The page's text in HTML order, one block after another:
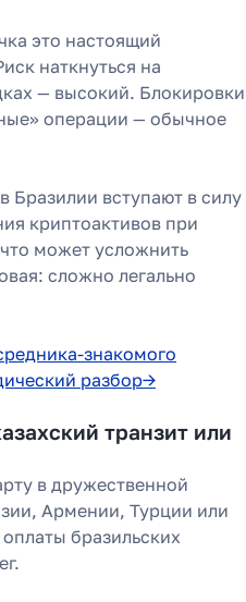
это настоящий
наткнуться на
— высокий. Блокировки
операции — обычное
Бразилии вступают в силу
криптоактивов при
может усложнить
сложно легально
знакомого
разбор→
транзит или
в дружественной
Армении, Турции или
бразильских